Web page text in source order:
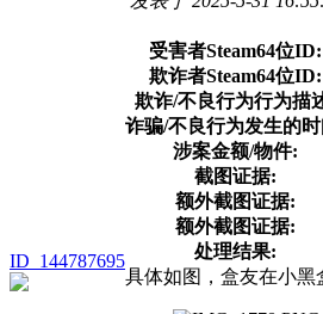
ID_144787695
受害者Steam64位ID:
欺诈者Steam64位ID:
欺诈/不良行为行为描
诈骗/不良行为发生的
涉案金额/物件:
截图证据:
额外截图证据:
额外截图证据:
处理结果:
具体如图，盒友在小黑